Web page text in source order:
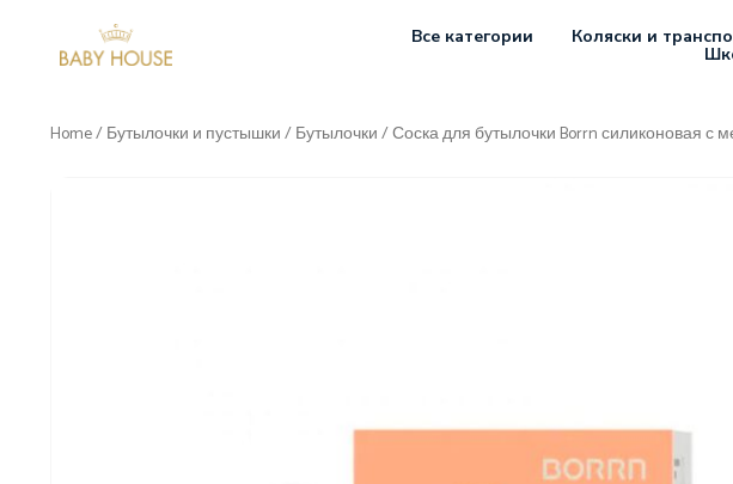
Все категории Коляски и
Home/Бутылочки и пустышки/Бутылочки/ Соска для бутылочки Borrn силиконовая